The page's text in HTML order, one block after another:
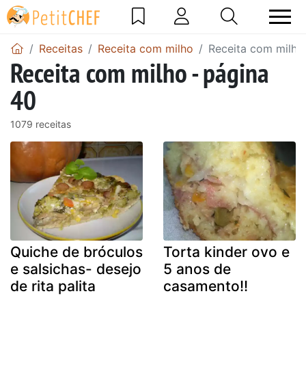
Receitas Receita com milho Receita com
Receita com milho - página
40
1079 receitas
Quiche de bróculos
e salsichas- desejo
de rita palita
Torta kinder ovo e
5 anos de
casamento!!